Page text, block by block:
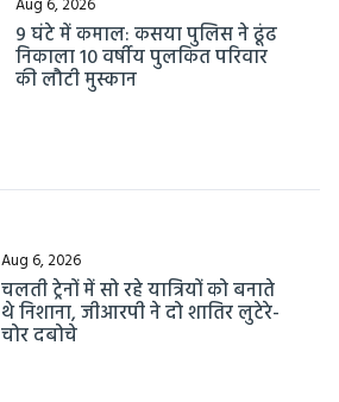
9 घंटे में कमाल: कसया पुलिस ने ढूंढ
निकाला 10 वर्षीय पुलकित परिवार
की लौटी मुस्कान
Aug 6, 2026
चलती ट्रेनों में सो रहे यात्रियों को बनाते
थे निशाना, जीआरपी ने दो शातिर लुटेरे-
चोर दबोचे